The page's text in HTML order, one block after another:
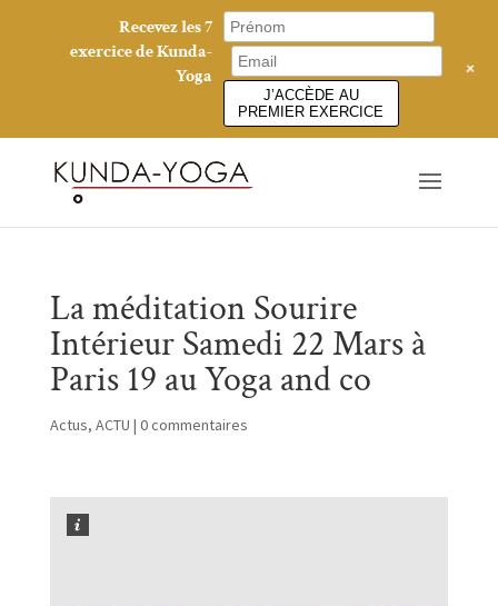
La méditation Sourire
Intérieur Samedi 22 Mars à
Paris 19 au Yoga and co
Actus, ACTU | 0 commentaires
Recevez les 7
exercice de Kunda-
Yoga
J’ACCÈDE AU
PREMIER EXERCICE
+